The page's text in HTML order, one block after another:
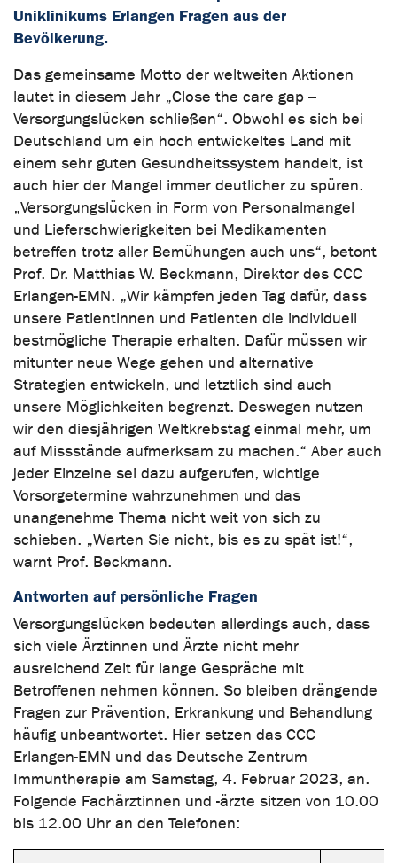
Uniklinikums Erlangen Fragen aus der
Bevölkerung.
Das gemeinsame Motto der weltweiten Aktionen
lautet in diesem Jahr „Close the care gap –
Versorgungslücken schließen“. Obwohl es sich bei
Deutschland um ein hoch entwickeltes Land mit
einem sehr guten Gesundheitssystem handelt, ist
auch hier der Mangel immer deutlicher zu spüren.
„Versorgungslücken in Form von Personalmangel
und Lieferschwierigkeiten bei Medikamenten
betreffen trotz aller Bemühungen auch uns“, betont
Prof. Dr. Matthias W. Beckmann, Direktor des CCC
Erlangen-EMN. „Wir kämpfen jeden Tag dafür, dass
unsere Patientinnen und Patienten die individuell
bestmögliche Therapie erhalten. Dafür müssen wir
mitunter neue Wege gehen und alternative
Strategien entwickeln, und letztlich sind auch
unsere Möglichkeiten begrenzt. Deswegen nutzen
wir den diesjährigen Weltkrebstag einmal mehr, um
auf Missstände aufmerksam zu machen.“ Aber auch
jeder Einzelne sei dazu aufgerufen, wichtige
Vorsorgetermine wahrzunehmen und das
unangenehme Thema nicht weit von sich zu
schieben. „Warten Sie nicht, bis es zu spät ist!“,
warnt Prof. Beckmann.
Antworten auf persönliche Fragen
Versorgungslücken bedeuten allerdings auch, dass
sich viele Ärztinnen und Ärzte nicht mehr
ausreichend Zeit für lange Gespräche mit
Betroffenen nehmen können. So bleiben drängende
Fragen zur Prävention, Erkrankung und Behandlung
häufig unbeantwortet. Hier setzen das CCC
Erlangen-EMN und das Deutsche Zentrum
Immuntherapie am Samstag, 4. Februar 2023, an.
Folgende Fachärztinnen und -ärzte sitzen von 10.00
bis 12.00 Uhr an den Telefonen: